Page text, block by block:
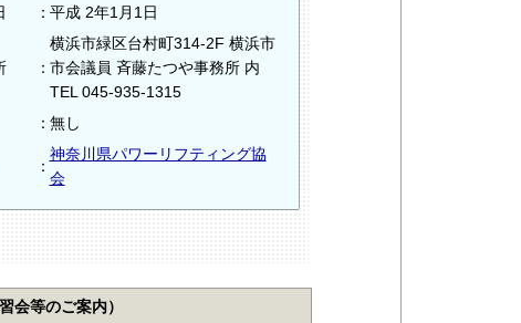
：平成 2年1月1日
：
横浜市緑区台村町314‐2F 横浜市
市会議員 斉藤たつや事務所 内
TEL 045-935-1315
：無し
：
神奈川県パワーリフティング協
会
会等のご案内）